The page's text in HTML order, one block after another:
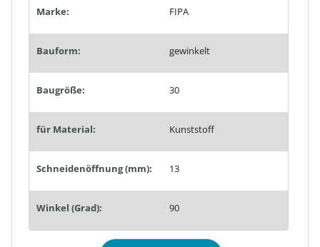
Marke: FIPA
Bauform: gewinkelt
Baugröße: 30
für Material: Kunststoff
Schneidenöffnung (mm): 13
Winkel (Grad): 90